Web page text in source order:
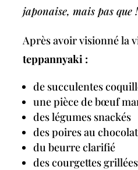
japonaise, mais pas que !
Après avoir visionné la
teppannyaki :
de succulentes
une pièce de bœuf
des légumes snackés
des poires au chocolat
du beurre clarifié
des courgettes